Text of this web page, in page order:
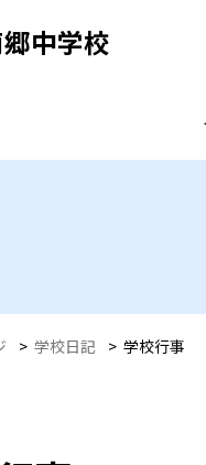
中学校
> 学校日記 > 学校行事